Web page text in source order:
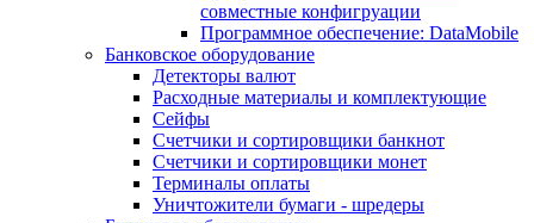
совместные конфигруации
Программное обеспечение: DataMobile
Банковское оборудование
Детекторы валют
Расходные материалы и комплектующие
Сейфы
Счетчики и сортировщики банкнот
Счетчики и сортировщики монет
Терминалы оплаты
Уничтожители бумаги - шредеры